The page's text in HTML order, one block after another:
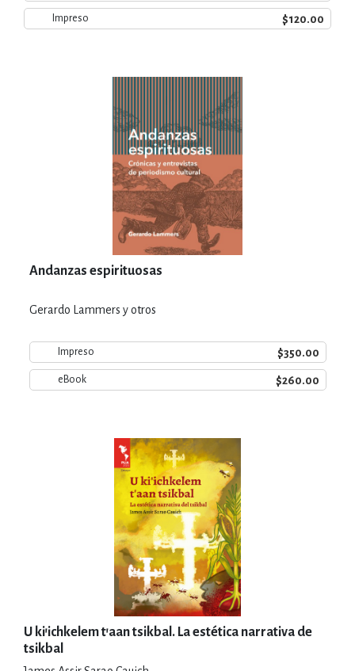
Impreso $120.00
Andanzas espirituosas
Gerardo Lammers y otros
Impreso $350.00
eBook $260.00
U ki'ichkelem t'aan tsikbal. La estética narrativa de
tsikbal